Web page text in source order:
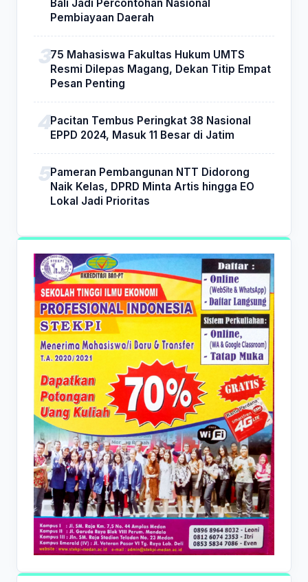
Bali Jadi Percontohan Nasional
Pembiayaan Daerah
75 Mahasiswa Fakultas Hukum UMTS
Resmi Dilepas Magang, Dekan Titip Empat
Pesan Penting
Pacitan Tembus Peringkat 38 Nasional
EPPD 2024, Masuk 11 Besar di Jatim
Pameran Pembangunan NTT Didorong
Naik Kelas, DPRD Minta Artis hingga EO
Lokal Jadi Prioritas